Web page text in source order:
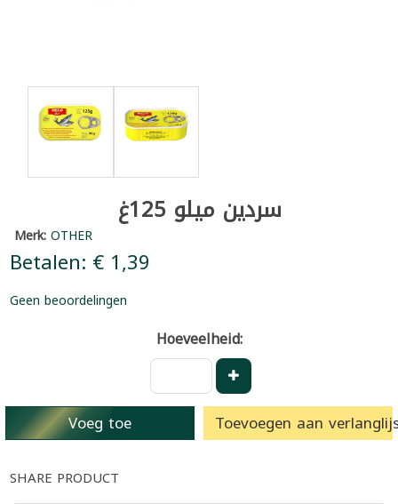
سردين ميلو 125غ
Merk:OTHER
Betalen: € 1,39
Geen beoordelingen
Hoeveelheid:
Voeg toe Toevoegen aan
SHARE PRODUCT